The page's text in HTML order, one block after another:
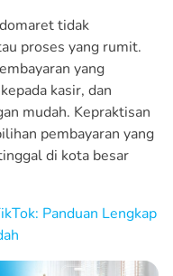
tidak
proses yang rumit.
yang
kasir, dan
mudah. Kepraktisan
pembayaran yang
di kota besar
Panduan Lengkap